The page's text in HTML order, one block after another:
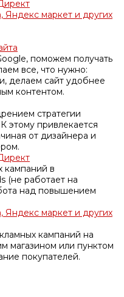
Яндекс маркет и других
поможем получать
все, что нужно:
делаем сайт удобнее
контентом.
стратегии
этому привлекается
от дизайнера и
кампаний в
(не работает на
над повышением
Яндекс маркет и других
кампаний на
магазином или пунктом
покупателей.